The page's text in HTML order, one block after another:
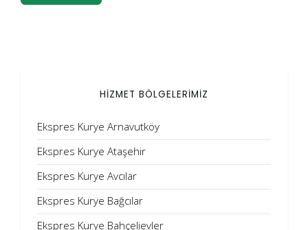
HİZMET BÖLGELERİMİZ
Ekspres Kurye Arnavutköy
Ekspres Kurye Ataşehir
Ekspres Kurye Avcılar
Ekspres Kurye Bağcılar
Ekspres Kurye Bahçelievler